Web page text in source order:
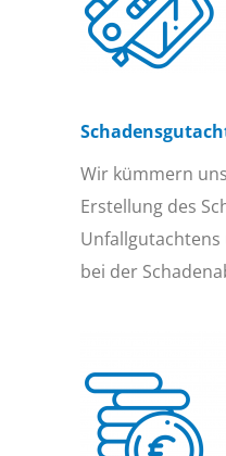
Wir kümmern
Erstellung des
bei der